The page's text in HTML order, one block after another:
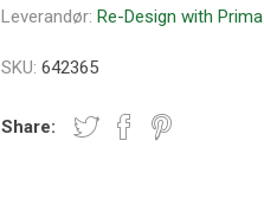
Leverandør: Re-Design with Prima
SKU: 642365
Share: